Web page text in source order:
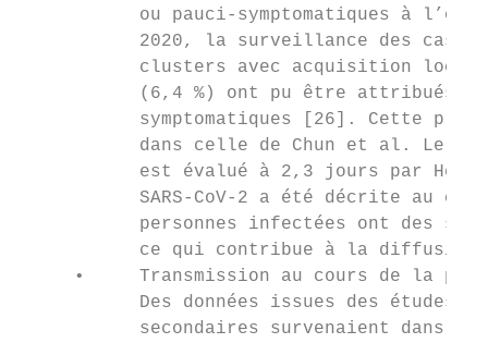
ou pauci-symptomatiques à
2020, la surveillance des cas
clusters avec acquisition
(6,4 %) ont pu être attribués
symptomatiques [26]. Cette
dans celle de Chun et al. Le
est évalué à 2,3 jours par He
SARS-CoV-2 a été décrite au
personnes infectées ont des
ce qui contribue à la diffusion
•     Transmission au cours de la
Des données issues des études
secondaires survenaient dans